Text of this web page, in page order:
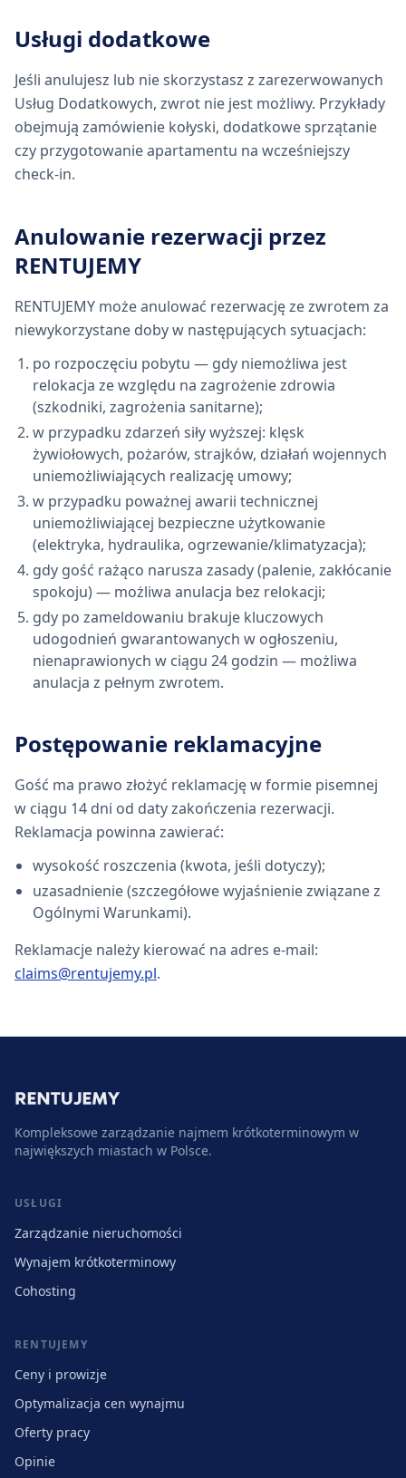
Usługi dodatkowe
Jeśli anulujesz lub nie skorzystasz z zarezerwowanych
Usług Dodatkowych, zwrot nie jest możliwy. Przykłady
obejmują zamówienie kołyski, dodatkowe sprzątanie
czy przygotowanie apartamentu na wcześniejszy
check-in.
Anulowanie rezerwacji przez
RENTUJEMY
RENTUJEMY może anulować rezerwację ze zwrotem za
niewykorzystane doby w następujących sytuacjach:
po rozpoczęciu pobytu — gdy niemożliwa jest
relokacja ze względu na zagrożenie zdrowia
(szkodniki, zagrożenia sanitarne);
w przypadku zdarzeń siły wyższej: klęsk
żywiołowych, pożarów, strajków, działań wojennych
uniemożliwiających realizację umowy;
w przypadku poważnej awarii technicznej
uniemożliwiającej bezpieczne użytkowanie
(elektryka, hydraulika, ogrzewanie/klimatyzacja);
gdy gość rażąco narusza zasady (palenie, zakłócanie
spokoju) — możliwa anulacja bez relokacji;
gdy po zameldowaniu brakuje kluczowych
udogodnień gwarantowanych w ogłoszeniu,
nienaprawionych w ciągu 24 godzin — możliwa
anulacja z pełnym zwrotem.
Postępowanie reklamacyjne
Gość ma prawo złożyć reklamację w formie pisemnej
w ciągu 14 dni od daty zakończenia rezerwacji.
Reklamacja powinna zawierać:
wysokość roszczenia (kwota, jeśli dotyczy);
uzasadnienie (szczegółowe wyjaśnienie związane z
Ogólnymi Warunkami).
Reklamacje należy kierować na adres e-mail:
claims@rentujemy.pl.
Kompleksowe zarządzanie najmem krótkoterminowym w
największych miastach w Polsce.
USŁUGI
Zarządzanie nieruchomości
Wynajem krótkoterminowy
Cohosting
RENTUJEMY
Ceny i prowizje
Optymalizacja cen wynajmu
Oferty pracy
Opinie